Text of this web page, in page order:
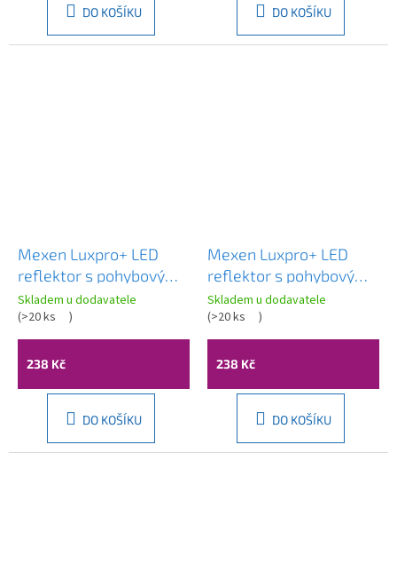
DO KOŠÍKU DO KOŠÍKU
Mexen Luxpro+ LED
reflektor s pohybovým
senzorem, 10W,
studená - 6500K, 1100
lm, černá - L236-010-
65-70
Skladem u dodavatele
(>20 ks )
238 Kč
DO KOŠÍKU
Mexen Luxpro+ LED
reflektor s pohybovým
senzorem, 10W,
studená - 6500K, 1100
lm, bílá - L236-010-65-
20
Skladem u dodavatele
(>20 ks )
238 Kč
DO KOŠÍKU